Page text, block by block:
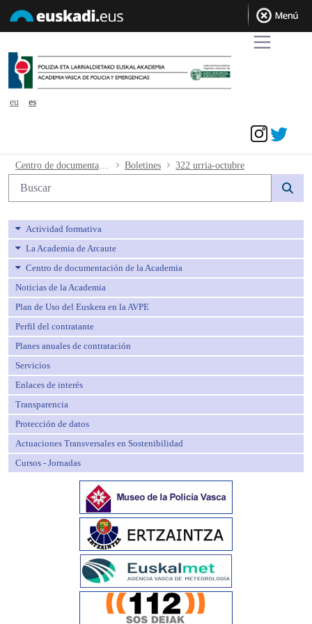
eu
es
322 urria-octubre - avpe
Boletines 322 urria-octubre
Búsqueda web
Actividad formativa
La Academia de Arcaute
Centro de documentación de la Academia
Noticias de la Academia
Plan de Uso del Euskera en la AVPE
Perfil del contratante
Planes anuales de contratación
Servicios
Enlaces de interés
Transparencia
Protección de datos
Actuaciones Transversales en Sostenibilidad
Cursos - Jornadas